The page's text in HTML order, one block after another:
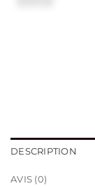
DESCRIPTION
AVIS (0)